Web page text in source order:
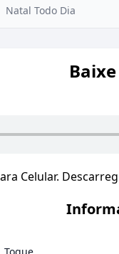
Natal Todo Dia
Celular.